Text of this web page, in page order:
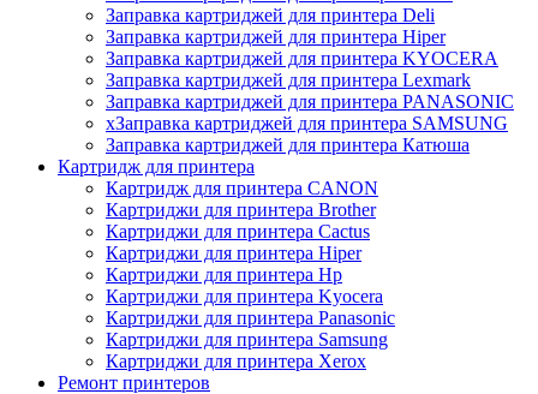
Заправка картриджей для принтера Deli
Заправка картриджей для принтера Hiper
Заправка картриджей для принтера KYOCERA
Заправка картриджей для принтера Lexmark
Заправка картриджей для принтера PANASONIC
xЗаправка картриджей для принтера SAMSUNG
Заправка картриджей для принтера Катюша
Картридж для принтера
Картридж для принтера CANON
Картриджи для принтера Brother
Картриджи для принтера Cactus
Картриджи для принтера Hiper
Картриджи для принтера Hp
Картриджи для принтера Kyocera
Картриджи для принтера Panasonic
Картриджи для принтера Samsung
Картриджи для принтера Xerox
Ремонт принтеров